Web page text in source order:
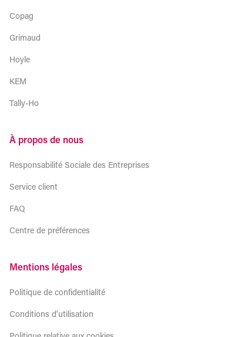
Copag
Grimaud
Hoyle
KEM
Tally-Ho
À propos de nous
Responsabilité Sociale des Entreprises
Service client
FAQ
Centre de préférences
Mentions légales
Politique de confidentialité
Conditions d'utilisation